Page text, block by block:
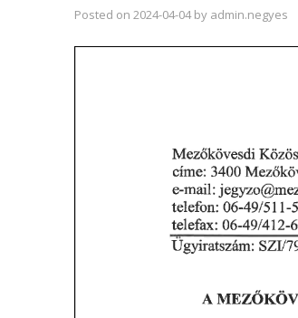
Posted on 2024-04-04by admin.negyes